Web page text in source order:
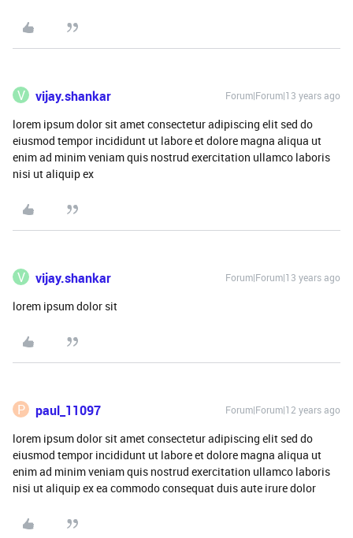
V vijay.shankar Forum|Forum|13 years ago
lorem ipsum dolor sit amet consectetur adipiscing elit sed do
eiusmod tempor incididunt ut labore et dolore magna aliqua ut
enim ad minim veniam quis nostrud exercitation ullamco laboris
nisi ut aliquip ex
V vijay.shankar Forum|Forum|13 years ago
lorem ipsum dolor sit
P paul_11097 Forum|Forum|12 years ago
lorem ipsum dolor sit amet consectetur adipiscing elit sed do
eiusmod tempor incididunt ut labore et dolore magna aliqua ut
enim ad minim veniam quis nostrud exercitation ullamco laboris
nisi ut aliquip ex ea commodo consequat duis aute irure dolor